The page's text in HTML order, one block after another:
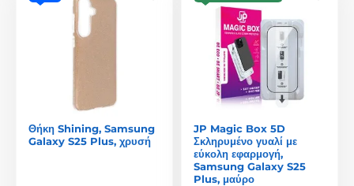
Θήκη Shining, Samsung
Galaxy S25 Plus, χρυσή
JP Magic Box 5D
Σκληρυμένο γυαλί με
εύκολη εφαρμογή,
Samsung Galaxy S25
Plus, μαύρο